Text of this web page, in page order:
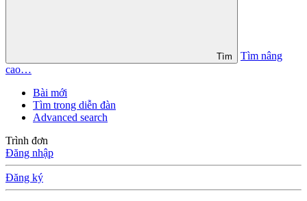
Tìm
Tìm nâng
cao…
Bài mới
Tìm trong diễn đàn
Advanced search
Trình đơn
Đăng nhập
Đăng ký